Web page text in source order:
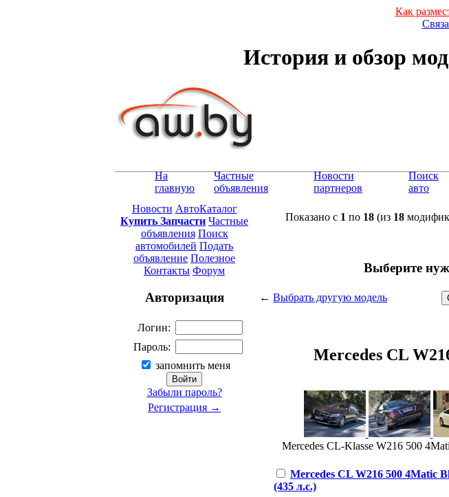
Как
История и обзор
На
главную
Частные
объявления
Новости
партнеров
Поиск
авто
Новости АвтоКаталог
Купить Запчасти Частные
объявления Поиск
автомобилей Подать
объявление Полезное
Контакты Форум
Авторизация
Логин:
Пароль:
запомнить меня
Забыли пароль?
Регистрация →
Показано с 1 по 18 (из 18
Выберите
← Выбрать другую модель
Mercedes CL
Mercedes CL-Klasse W216 500
Mercedes CL W216 500 4Matic
(435 л.с.)